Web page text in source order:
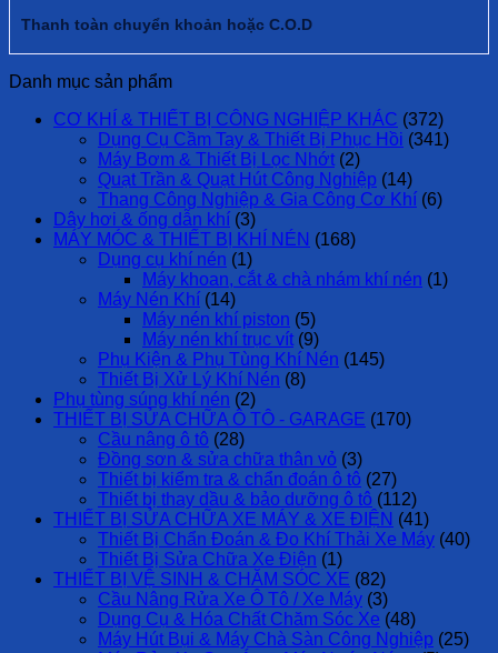
Thanh toàn chuyển khoản hoặc C.O.D
Danh mục sản phẩm
CƠ KHÍ & THIẾT BỊ CÔNG NGHIỆP KHÁC (372)
Dụng Cụ Cầm Tay & Thiết Bị Phục Hồi (341)
Máy Bơm & Thiết Bị Lọc Nhớt (2)
Quạt Trần & Quạt Hút Công Nghiệp (14)
Thang Công Nghiệp & Gia Công Cơ Khí (6)
Dây hơi & ống dẫn khí (3)
MÁY MÓC & THIẾT BỊ KHÍ NÉN (168)
Dụng cụ khí nén (1)
Máy khoan, cắt & chà nhám khí nén (1)
Máy Nén Khí (14)
Máy nén khí piston (5)
Máy nén khí trục vít (9)
Phụ Kiện & Phụ Tùng Khí Nén (145)
Thiết Bị Xử Lý Khí Nén (8)
Phụ tùng súng khí nén (2)
THIẾT BỊ SỬA CHỮA Ô TÔ - GARAGE (170)
Cầu nâng ô tô (28)
Đồng sơn & sửa chữa thân vỏ (3)
Thiết bị kiểm tra & chẩn đoán ô tô (27)
Thiết bị thay dầu & bảo dưỡng ô tô (112)
THIẾT BỊ SỬA CHỮA XE MÁY & XE ĐIỆN (41)
Thiết Bị Chẩn Đoán & Đo Khí Thải Xe Máy (40)
Thiết Bị Sửa Chữa Xe Điện (1)
THIẾT BỊ VỆ SINH & CHĂM SÓC XE (82)
Cầu Nâng Rửa Xe Ô Tô / Xe Máy (3)
Dụng Cụ & Hóa Chất Chăm Sóc Xe (48)
Máy Hút Bụi & Máy Chà Sàn Công Nghiệp (25)